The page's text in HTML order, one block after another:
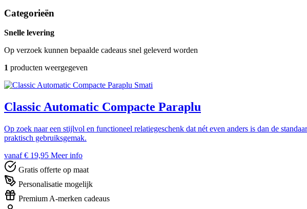
Categorieën
Snelle levering
Op verzoek kunnen bepaalde cadeaus snel geleverd worden
1 producten weergegeven
Smati
Classic Automatic Compacte Paraplu
Op zoek naar een stijlvol en functioneel relatiegeschenk dat nét even anders is dan de
praktisch gebruiksgemak.
vanaf € 19,95 Meer info
Gratis offerte op maat
Personalisatie mogelijk
Premium A-merken cadeaus